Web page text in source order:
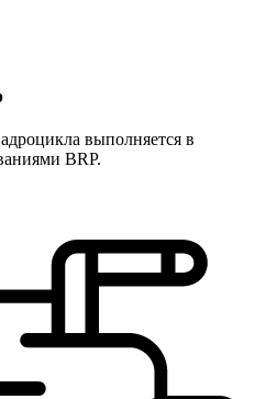
выполняется в
BRP.